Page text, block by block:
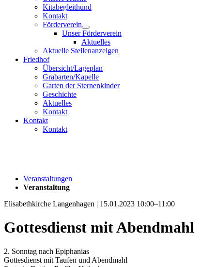
Kitabegleithund
Kontakt
Förderverein
Unser Förderverein
Aktuelles
Aktuelle Stellenanzeigen
Friedhof
Übersicht/Lageplan
Grabarten/Kapelle
Garten der Sternenkinder
Geschichte
Aktuelles
Kontakt
Kontakt
Kontakt
Veranstaltungen
Veranstaltung
Elisabethkirche Langenhagen | 15.01.2023 10:00–11:00
Gottesdienst mit Abendmahl
2. Sonntag nach Epiphanias
Gottesdienst mit Taufen und Abendmahl